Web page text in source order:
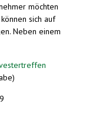
möchten
sich auf
Neben einem